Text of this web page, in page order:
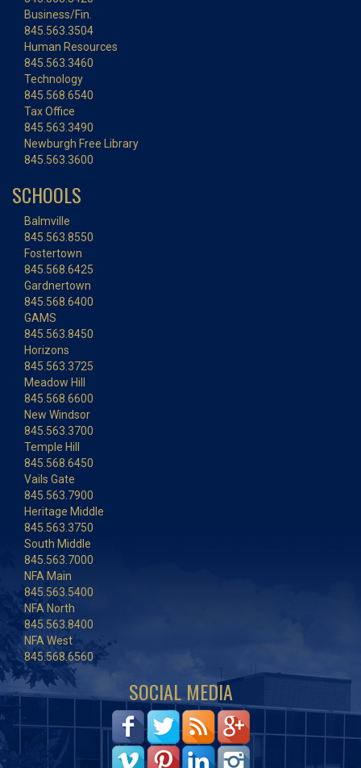
Business/Fin.
845.563.3504
Human Resources
845.563.3460
Technology
845.568.6540
Tax Office
845.563.3490
Newburgh Free Library
845.563.3600
SCHOOLS
Balmville
845.563.8550
Fostertown
845.568.6425
Gardnertown
845.568.6400
GAMS
845.563.8450
Horizons
845.563.3725
Meadow Hill
845.568.6600
New Windsor
845.563.3700
Temple Hill
845.568.6450
Vails Gate
845.563.7900
Heritage Middle
845.563.3750
South Middle
845.563.7000
NFA Main
845.563.5400
NFA North
845.563.8400
NFA West
845.568.6560
SOCIAL MEDIA